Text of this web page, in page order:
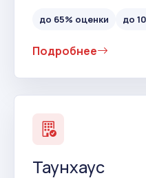
до 65% оценки до
Подробнее
Таунхаус